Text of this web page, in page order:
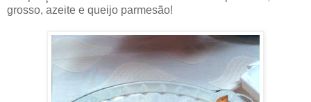
grosso, azeite e queijo parmesão!